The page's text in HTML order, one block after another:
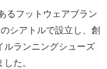
るフットウェアブラン
シアトルで設立し、創
ルランニングシューズ
た。